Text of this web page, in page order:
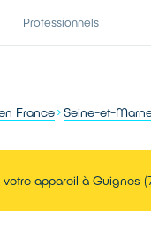
Professionnels
France Seine-et-
votre appareil à Guignes